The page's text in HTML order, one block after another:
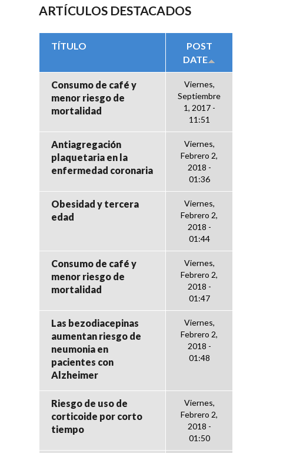
ARTÍCULOS DESTACADOS
TÍTULO
POST
DATE
Consumo de café y
menor riesgo de
mortalidad
Viernes,
Septiembre
1, 2017 -
11:51
Antiagregación
plaquetaria en la
enfermedad coronaria
Viernes,
Febrero 2,
2018 -
01:36
Obesidad y tercera
edad
Viernes,
Febrero 2,
2018 -
01:44
Consumo de café y
menor riesgo de
mortalidad
Viernes,
Febrero 2,
2018 -
01:47
Las bezodiacepinas
aumentan riesgo de
neumonia en
pacientes con
Alzheimer
Viernes,
Febrero 2,
2018 -
01:48
Riesgo de uso de
corticoide por corto
tiempo
Viernes,
Febrero 2,
2018 -
01:50